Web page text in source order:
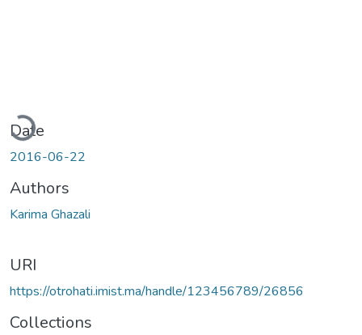
Date
2016-06-22
Authors
Karima Ghazali
URI
https://otrohati.imist.ma/handle/123456789/26856
Collections